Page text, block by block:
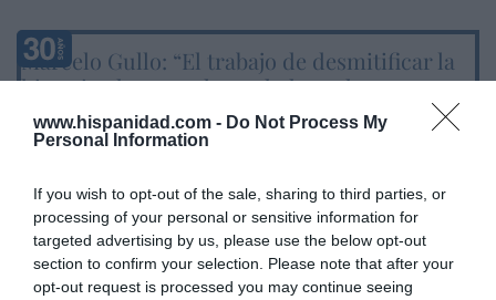
www.hispanidad.com - Do Not Process My
Personal Information
If you wish to opt-out of the sale, sharing to third parties, or
processing of your personal or sensitive information for
targeted advertising by us, please use the below opt-out
section to confirm your selection. Please note that after your
opt-out request is processed you may continue seeing
Marcelo Gullo: “El trabajo de desmitificar la
historia, de poner la verdadera, de
desmontar la falsificación, es un trabajo
cristiano"
Artículos anteriores
DIARIO DE LA CORRUPCIÓN SANCHISTA